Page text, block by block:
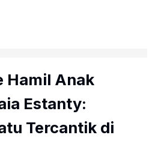
Hamil Anak
Estanty:
Tercantik di